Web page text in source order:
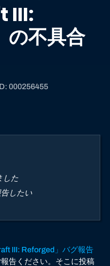
III:
不具合
000256455
した
したい
III: Reforged」バグ報告
告ください。そこに投稿